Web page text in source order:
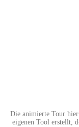
Die animierte Tour
eigenen Tool erstellt,